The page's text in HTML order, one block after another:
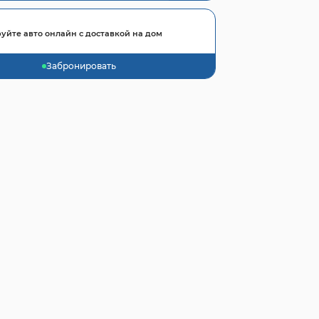
авто онлайн с доставкой на дом
Забронировать